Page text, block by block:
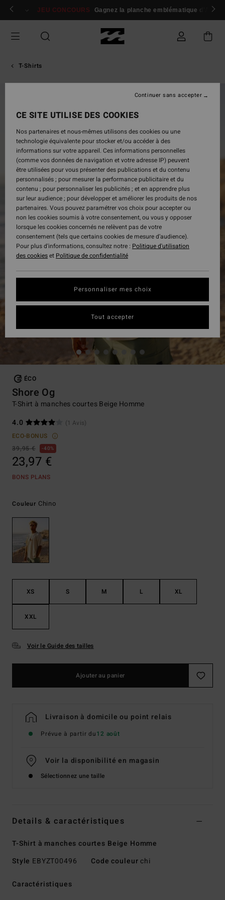
Passer
Se connecter / s'inscrire
JEU CONCOURS Gagnez la planche emblématique d'Andy
T-Shirts
ÉCO
Shore Og
T-Shirt à manches courtes Beige Homme
4.0
(1 Avis)
ECO-BONUS
39,95 €
40%
23,97 €
BONS PLANS
Couleur Chino
XS S M L XL
XXL
Voir le Guide des tailles
Ajouter au panier
Livraison à domicile ou point relais
Prévue à partir du12 août
Voir la disponibilité en magasin
Sélectionnez une taille
Details & caractéristiques
T-Shirt à manches courtes Beige Homme
Style EBYZT00496 Code couleur chi
Caractéristiques
CE SITE UTILISE DES COOKIES
Nos partenaires et nous-mêmes utilisons des cookies ou une
technologie équivalente pour stocker et/ou accéder à des
informations sur votre appareil. Ces informations personnelles
(comme vos données de navigation et votre adresse IP) peuvent
être utilisées pour vous présenter des publications et du contenu
personnalisés ; pour mesurer la performance publicitaire et du
contenu ; pour personnaliser les publicités ; et en apprendre plus
sur leur audience ; pour développer et améliorer les produits de nos
partenaires. Vous pouvez paramétrer vos choix pour accepter ou
non les cookies soumis à votre consentement, ou vous y opposer
lorsque les cookies concernés ne relèvent pas de votre
consentement (tels que certains cookies de mesure d’audience).
Pour plus d'informations, consultez notre : Politique d'utilisation
des cookieset Politique de confidentialité
Personnaliser mes choix
Continuer sans accepter
Tout accepter